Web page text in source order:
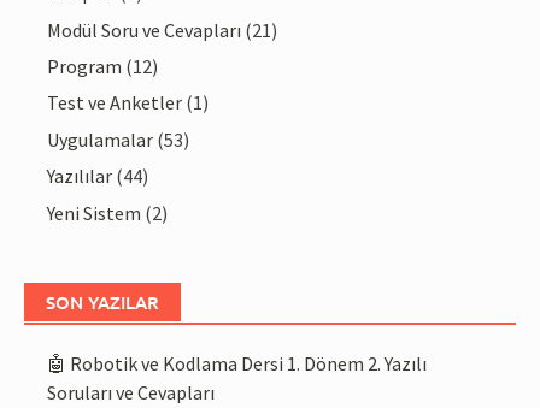
Modül Soru ve Cevapları (21)
Program (12)
Test ve Anketler (1)
Uygulamalar (53)
Yazılılar (44)
Yeni Sistem (2)
SON YAZILAR
🤖 Robotik ve Kodlama Dersi 1. Dönem 2. Yazılı
Soruları ve Cevapları